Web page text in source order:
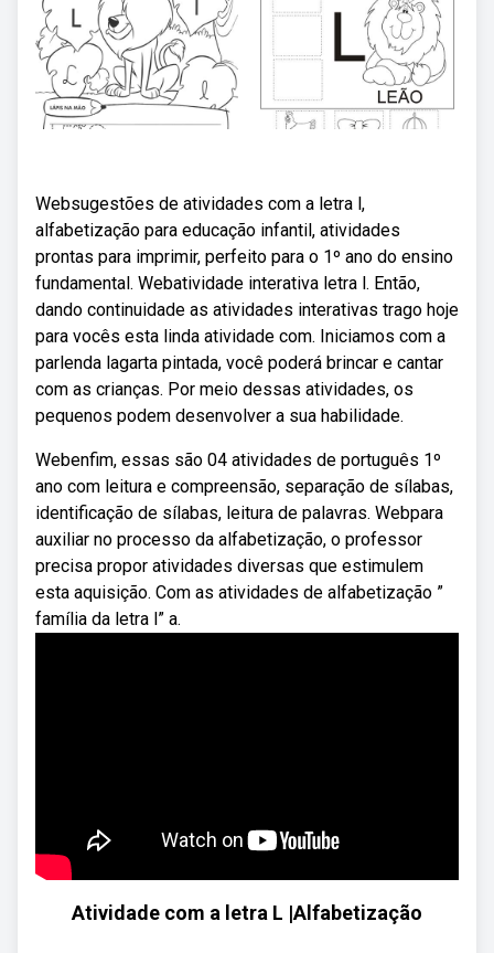
Websugestões de atividades com a letra l,
alfabetização para educação infantil, atividades
prontas para imprimir, perfeito para o 1º ano do ensino
fundamental. Webatividade interativa letra l. Então,
dando continuidade as atividades interativas trago hoje
para vocês esta linda atividade com. Iniciamos com a
parlenda lagarta pintada, você poderá brincar e cantar
com as crianças. Por meio dessas atividades, os
pequenos podem desenvolver a sua habilidade.
Webenfim, essas são 04 atividades de português 1º
ano com leitura e compreensão, separação de sílabas,
identificação de sílabas, leitura de palavras. Webpara
auxiliar no processo da alfabetização, o professor
precisa propor atividades diversas que estimulem
esta aquisição. Com as atividades de alfabetização ”
família da letra l” a.
Atividade com a letra L |Alfabetização